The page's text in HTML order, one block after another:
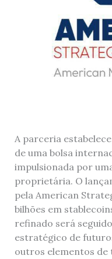
A parceria
de uma bolsa
impulsionada por
proprietária. O
pela American
bilhões em
refinado será
estratégico de
outros elementos